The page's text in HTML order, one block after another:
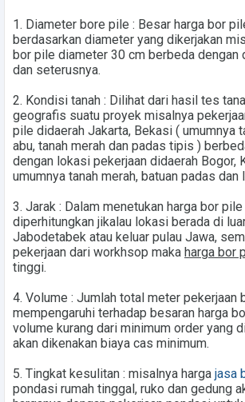
1. Diameter bore pile : Besar harga bor
berdasarkan diameter yang dikerjakan
bor pile diameter 30 cm berbeda dengan
dan seterusnya.
2. Kondisi tanah : Dilihat dari hasil tes
geografis suatu proyek misalnya
pile didaerah Jakarta, Bekasi ( umumnya
abu, tanah merah dan padas tipis )
dengan lokasi pekerjaan didaerah Bogor,
umumnya tanah merah, batuan padas dan
3. Jarak : Dalam menetukan harga bor
diperhitungkan jikalau lokasi berada di
Jabodetabek atau keluar pulau Jawa,
pekerjaan dari workhsop maka harga bor
tinggi.
4. Volume : Jumlah total meter pekerjaan
mempengaruhi terhadap besaran harga
volume kurang dari minimum order yang
akan dikenakan biaya cas minimum.
5. Tingkat kesulitan : misalnya harga jasa
pondasi rumah tinggal, ruko dan gedung